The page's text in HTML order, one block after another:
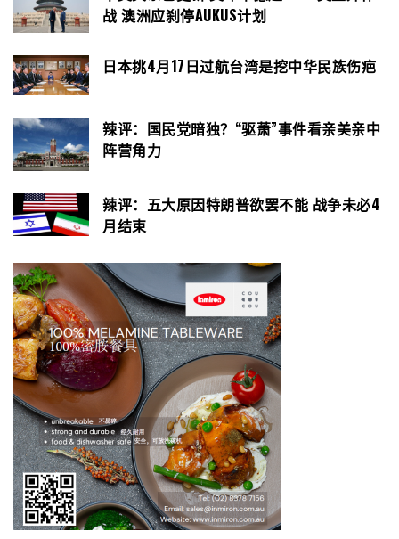
战 澳洲应刹停AUKUS计划
日本挑4月17日过航台湾是挖中华民族伤疤
辣评：国民党暗独？“驱萧”事件看亲美亲中
阵营角力
辣评：五大原因特朗普欲罢不能 战争未必4
月结束